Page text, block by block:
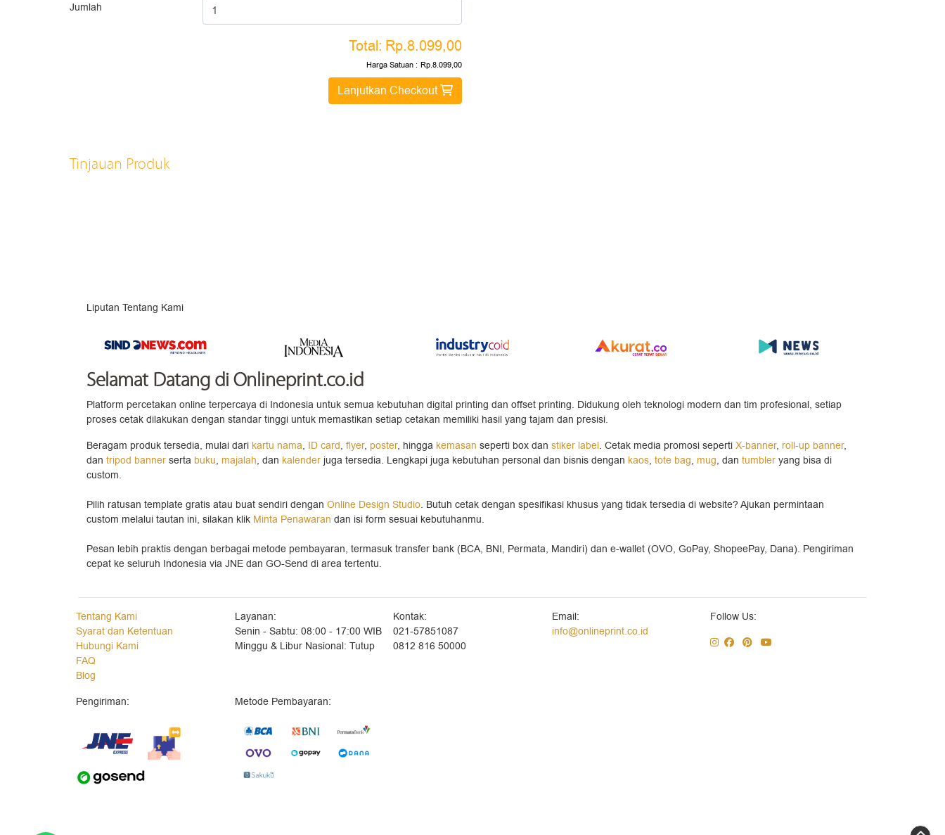
Jumlah
Total: Rp.8.099,00
Harga Satuan : Rp.8.099,00
Lanjutkan Checkout
Tinjauan Produk
Liputan Tentang Kami
Selamat Datang di Onlineprint.co.id
Platform percetakan online terpercaya di Indonesia untuk semua kebutuhan digital printing dan offset printing. Didukung oleh teknologi modern dan tim profesional, setiap
proses cetak dilakukan dengan standar tinggi untuk memastikan setiap cetakan memiliki hasil yang tajam dan presisi.
Beragam produk tersedia, mulai dari kartu nama, ID card, flyer, poster, hingga kemasan seperti box dan stiker label. Cetak media promosi seperti X-banner, roll-up banner,
dan tripod banner serta buku, majalah, dan kalender juga tersedia. Lengkapi juga kebutuhan personal dan bisnis dengan kaos, tote bag, mug, dan tumbler yang bisa di
custom.
Pilih ratusan template gratis atau buat sendiri dengan Online Design Studio. Butuh cetak dengan spesifikasi khusus yang tidak tersedia di website? Ajukan permintaan
custom melalui tautan ini, silakan klik Minta Penawaran dan isi form sesuai kebutuhanmu.
Pesan lebih praktis dengan berbagai metode pembayaran, termasuk transfer bank (BCA, BNI, Permata, Mandiri) dan e-wallet (OVO, GoPay, ShopeePay, Dana). Pengiriman
cepat ke seluruh Indonesia via JNE dan GO-Send di area tertentu.
Tentang Kami
Syarat dan Ketentuan
Hubungi Kami
FAQ
Blog
Layanan:
Senin - Sabtu: 08:00 - 17:00 WIB
Minggu & Libur Nasional: Tutup
Kontak:
021-57851087
0812 816 50000
Email:
info@onlineprint.co.id
Follow Us:
Pengiriman: Metode Pembayaran: